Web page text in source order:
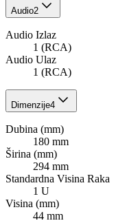
Audio2
Audio Izlaz
1 (RCA)
Audio Ulaz
1 (RCA)
Dimenzije4
Dubina (mm)
180 mm
Širina (mm)
294 mm
Standardna Visina Raka
1 U
Visina (mm)
44 mm